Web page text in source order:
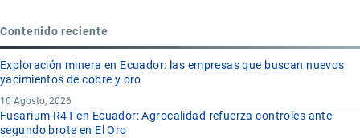
Contenido reciente
Exploración minera en Ecuador: las empresas que buscan nuevos
yacimientos de cobre y oro
10 Agosto, 2026
Fusarium R4T en Ecuador: Agrocalidad refuerza controles ante
segundo brote en El Oro